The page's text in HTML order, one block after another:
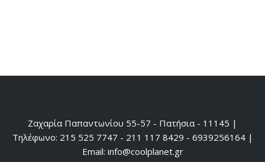
Ζαχαρία Παπαντωνίου 55-57 - Πατήσια - 11145 |
Τηλέφωνο: 215 525 7747 - 211 117 8429 - 6939256164 |
Email: info@coolplanet.gr